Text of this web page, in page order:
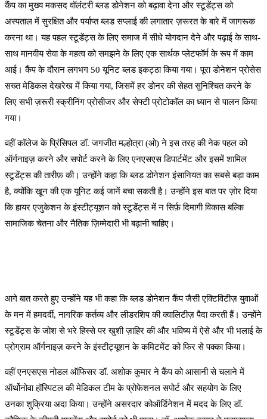
कैंप का मुख्य मकसद वॉलंटरी ब्लड डोनेशन को बढ़ावा देना और स्टूडेंट्स को
अस्पताल में सुरक्षित और पर्याप्त ब्लड सप्लाई की लगातार ज़रूरत के बारे में जागरूक
करना था। यह पहल स्टूडेंट्स के लिए समाज में सीधे योगदान देने और पढ़ाई के साथ-
साथ मानवीय सेवा के महत्व को समझने के लिए एक सार्थक प्लेटफॉर्म के रूप में काम
आई। कैंप के दौरान लगभग 50 यूनिट ब्लड इकट्ठा किया गया। पूरा डोनेशन प्रोसेस
सख्त मेडिकल देखरेख में किया गया, जिसमें हर डोनर की सेहत सुनिश्चित करने के
लिए सभी ज़रूरी स्क्रीनिंग प्रोसीजर और सेफ्टी प्रोटोकॉल का ध्यान से पालन किया
गया।
वहीं कॉलेज के प्रिंसिपल डॉ. जगजीत मल्होत्रा (ओ) ने इस तरह की नेक पहल को
ऑर्गनाइज़ करने और सपोर्ट करने के लिए एनएसएस डिपार्टमेंट और इसमें शामिल
स्टूडेंट्स की तारीफ़ की। उन्होंने कहा कि ब्लड डोनेशन इंसानियत का सबसे बड़ा काम
है, क्योंकि खून की एक यूनिट कई जानें बचा सकती है। उन्होंने इस बात पर ज़ोर दिया
कि हायर एजुकेशन के इंस्टीट्यूशन को स्टूडेंट्स में न सिर्फ़ दिमागी विकास बल्कि
सामाजिक चेतना और नैतिक ज़िम्मेदारी भी बढ़ानी चाहिए।
आगे बात करते हुए उन्होंने यह भी कहा कि ब्लड डोनेशन कैंप जैसी एक्टिविटीज़ युवाओं
के मन में हमदर्दी, नागरिक कर्तव्य और लीडरशिप की क्वालिटीज़ पैदा करती हैं। उन्होंने
स्टूडेंट्स के जोश से भरे हिस्से पर खुशी ज़ाहिर की और भविष्य में ऐसे और भी भलाई के
प्रोग्राम ऑर्गनाइज़ करने के इंस्टीट्यूशन के कमिटमेंट को फिर से पक्का किया।
वहीं एनएसएस नोडल ऑफिसर डॉ. अशोक कुमार ने कैंप को आसानी से चलाने में
ऑर्थोनोवा हॉस्पिटल की मेडिकल टीम के प्रोफेशनल सपोर्ट और सहयोग के लिए
उनका शुक्रिया अदा किया। उन्होंने असरदार कोऑर्डिनेशन में मदद के लिए डॉ.